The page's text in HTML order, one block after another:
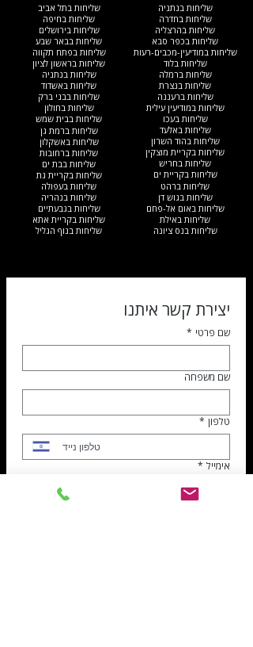
שליחות בנתניה
שליחות בחדרה
שליחות בהרצליה
שליחות בכפר סבא
שליחות במודיעין-מכבים-רעות
שליחות בתל אביב
שליחות בחיפה
שליחות בירושלים
שליחות בבאר שבע
שליחות בפתח תקווה
שליחות בלוד
שליחות ברמלה
שליחות בנצרת
שליחות ברעננה
שליחות במודיעין עילית
שליחות בראשון לציון
שליחות בנתניה
שליחות באשדוד
שליחות בבני ברק
שליחות בחולון
שליחות בבית שמש
שליחות בעכו
שליחות באלעד
שליחות בהוד השרון
שליחות בקריית מוצקין
שליחות בחריש
שליחות בקריית ים​
שליחות ברמת גן
שליחות באשקלון
שליחות ברחובות
שליחות בבת ים
שליחות בקריית גת
שליחות ברהט
שליחות בגוש דן
שליחות באום אל-פחם
שליחות באילת
שליחות בנס ציונה
שליחות בעפולה
שליחות בנהריה
שליחות בגבעתיים
שליחות בקריית אתא
שליחות בנוף הגליל
יצירת קשר איתנו
שם פרטי *
שם משפחה
טלפון *
אימייל *